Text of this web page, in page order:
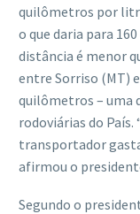
quilômetros por
o que daria para
distância é menor
entre Sorriso (MT)
quilômetros – uma
rodoviárias do
transportador
afirmou o
Segundo o